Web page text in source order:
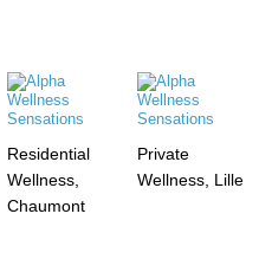
Residential
Wellness,
Chaumont
Private
Wellness, Lille